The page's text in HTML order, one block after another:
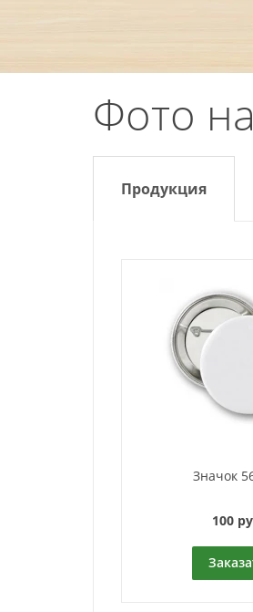
Фото
Продукция
Значок
100